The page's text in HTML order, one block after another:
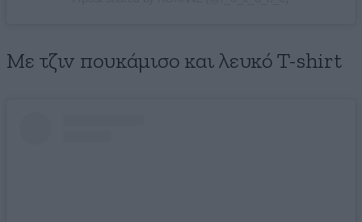
Με τζιν πουκάμισο και λευκό T-shirt